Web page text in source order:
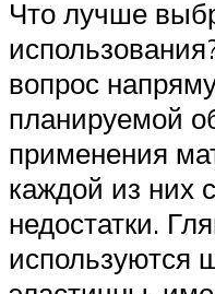
Что лучше
вопрос
планируемой
применения
каждой из них
недостатки.
используются